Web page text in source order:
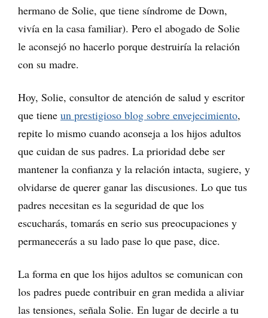
hermano de Solie, que tiene síndrome de Down,
vivía en la casa familiar). Pero el abogado de Solie
le aconsejó no hacerlo porque destruiría la relación
con su madre.
Hoy, Solie, consultor de atención de salud y escritor
que tiene un prestigioso blog sobre envejecimiento,
repite lo mismo cuando aconseja a los hijos adultos
que cuidan de sus padres. La prioridad debe ser
mantener la confianza y la relación intacta, sugiere, y
olvidarse de querer ganar las discusiones. Lo que tus
padres necesitan es la seguridad de que los
escucharás, tomarás en serio sus preocupaciones y
permanecerás a su lado pase lo que pase, dice.
La forma en que los hijos adultos se comunican con
los padres puede contribuir en gran medida a aliviar
las tensiones, señala Solie. En lugar de decirle a tu